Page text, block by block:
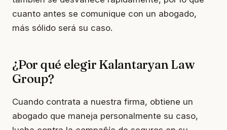
cuanto antes se comunique con un abogado,
más sólido será su caso.
¿Por qué elegir Kalantaryan Law
Group?
Cuando contrata a nuestra firma, obtiene un
abogado que maneja personalmente su caso,